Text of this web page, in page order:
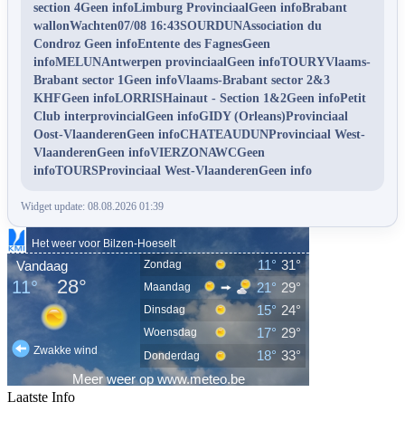
section 4Geen infoLimburg ProvinciaalGeen infoBrabant
wallonWachten07/08 16:43SOURDUNAssociation du
Condroz Geen infoEntente des FagnesGeen
infoMELUNAntwerpen provinciaalGeen infoTOURYVlaams-
Brabant sector 1Geen infoVlaams-Brabant sector 2&3
KHFGeen infoLORRISHainaut - Section 1&2Geen infoPetit
Club interprovincialGeen infoGIDY (Orleans)Provinciaal
Oost-VlaanderenGeen infoCHATEAUDUNProvinciaal West-
VlaanderenGeen infoVIERZONAWCGeen
infoTOURSProvinciaal West-VlaanderenGeen info
Widget update: 08.08.2026 01:39
Laatste Info